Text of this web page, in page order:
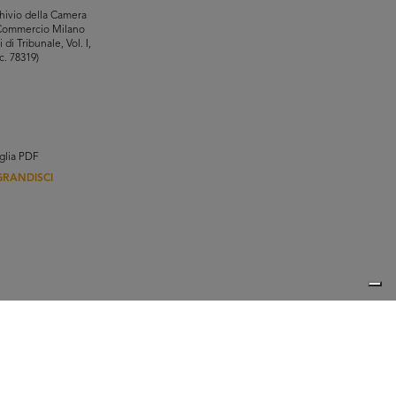
della Camera
Milano
di Tribunale, Vol. I,
78319)
PDF